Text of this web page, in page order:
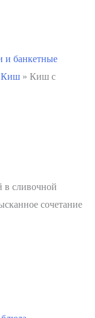
и банкетные
Киш » Киш с
в сливочной
сочетание